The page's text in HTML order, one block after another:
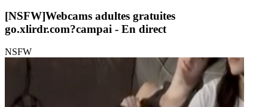
[NSFW]Webcams adultes gratuites
go.xlirdr.com?campai - En direct
NSFW